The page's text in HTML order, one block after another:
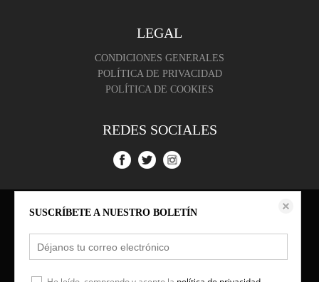
LEGAL
CONDICIONES GENERALES
POLÍTICA DE PRIVACIDAD
POLÍTICA DE COOKIES
REDES SOCIALES
Este sitio web almacena datos como cookies para habilitar la funcionalidad
configuración en cualquier momento o aceptar la configuración predeterminada.
política de cookies
SUSCRÍBETE A NUESTRO BOLETÍN